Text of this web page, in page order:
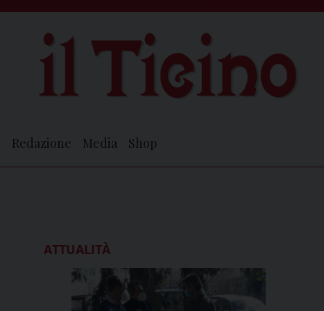
Redazione Media Shop
ATTUALITÀ